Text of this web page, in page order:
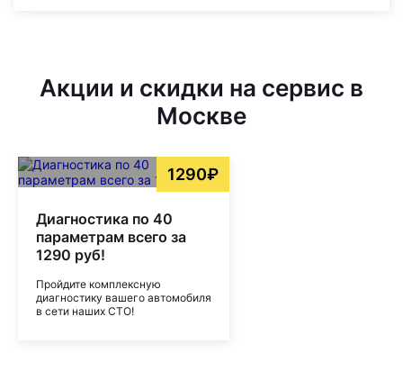
Акции и скидки на сервис в
Москве
1290₽
Диагностика по 40
параметрам всего за
1290 руб!
Пройдите комплексную
диагностику вашего автомобиля
в сети наших СТО!